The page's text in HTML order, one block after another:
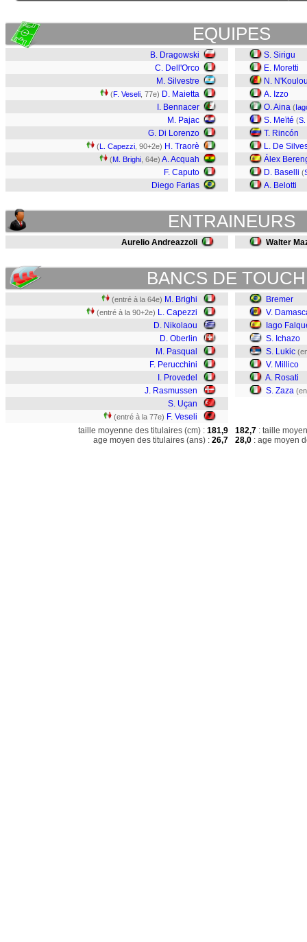
EQUIPES
B. Dragowski
C. Dell'Orco
M. Silvestre
(F. Veseli , 77e) D. Maietta
I. Bennacer
M. Pajac
G. Di Lorenzo
(L. Capezzi , 90+2e) H. Traorè
(M. Brighi , 64e) A. Acquah
F. Caputo
Diego Farias
S. Sirigu
E. Moretti
N.
A. Izzo
O. Aina (
S. Meïté (
T. Rincón
L. De
Álex
D. Baselli (
A. Belotti
ENTRAINEURS
Aurelio Andreazzoli Walter
BANCS DE
(entré à la 64e) M. Brighi
(entré à la 90+2e) L. Capezzi
D. Nikolaou
D. Oberlin
M. Pasqual
F. Perucchini
I. Provedel
J. Rasmussen
S. Uçan
(entré à la 77e) F. Veseli
Bremer
V.
Iago
S. Ichazo
S. Lukic
V. Millico
A. Rosati
S. Zaza
taille moyenne des titulaires (cm) : 181,9
age moyen des titulaires (ans) : 26,7
182,7 : taille
28,0 : age moyen